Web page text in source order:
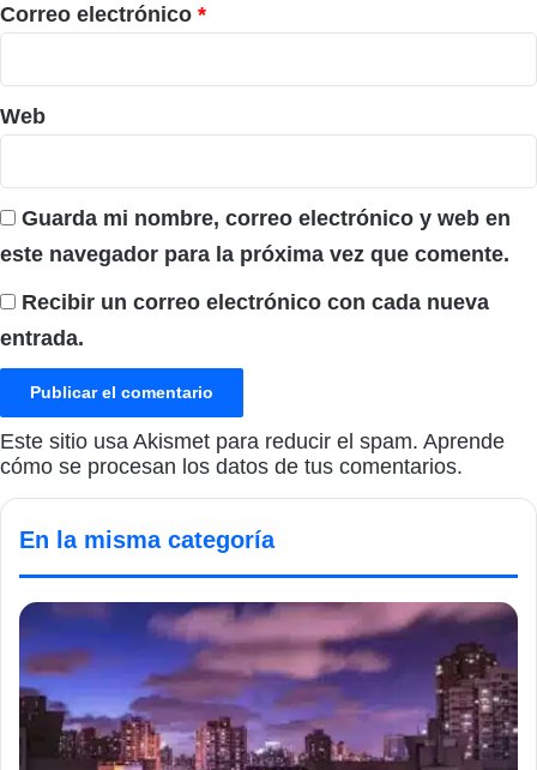
*
Correo electrónico *
Web
Guarda mi nombre, correo electrónico y web en
este navegador para la próxima vez que comente.
Recibir un correo electrónico con cada nueva
entrada.
Este sitio usa Akismet para reducir el spam. Aprende
cómo se procesan los datos de tus comentarios.
En la misma categoría